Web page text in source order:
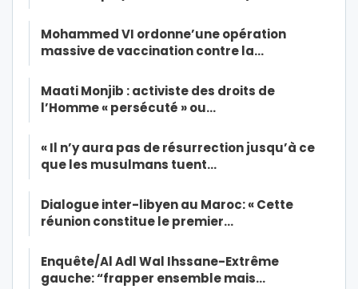
Mohammed VI ordonne’une opération
massive de vaccination contre la…
Maati Monjib : activiste des droits de
l’Homme « persécuté » ou…
« Il n’y aura pas de résurrection jusqu’à ce
que les musulmans tuent…
Dialogue inter-libyen au Maroc: « Cette
réunion constitue le premier…
Enquête/Al Adl Wal Ihssane-Extrême
gauche: “frapper ensemble mais…